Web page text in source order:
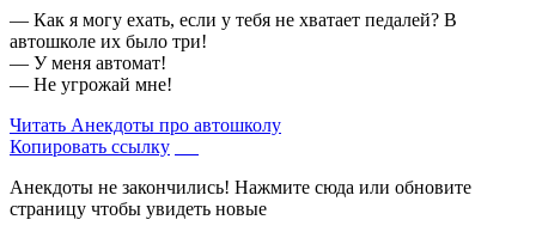
— Как я могу ехать, если у тебя не хватает педалей? В
автошколе их было три!
— У меня автомат!
— Не угрожай мне!
Читать Анекдоты про автошколу
Копировать ссылку
Анекдоты не закончились! Нажмите сюда или обновите
страницу чтобы увидеть новые